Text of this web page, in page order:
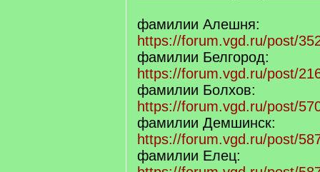
фамилии Алешня:
https://forum.vgd.ru/post/
фамилии Белгород:
https://forum.vgd.ru/post/
фамилии Болхов:
https://forum.vgd.ru/post/
фамилии Демшинск:
https://forum.vgd.ru/post/
фамилии Елец: